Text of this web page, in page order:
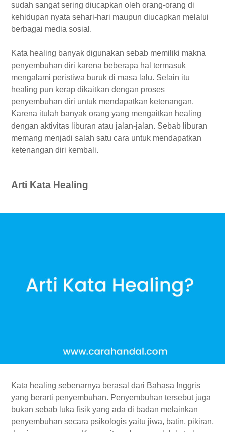
sudah sangat sering diucapkan oleh orang-orang di
kehidupan nyata sehari-hari maupun diucapkan melalui
berbagai media sosial.
Kata healing banyak digunakan sebab memiliki makna
penyembuhan diri karena beberapa hal termasuk
mengalami peristiwa buruk di masa lalu. Selain itu
healing pun kerap dikaitkan dengan proses
penyembuhan diri untuk mendapatkan ketenangan.
Karena itulah banyak orang yang mengaitkan healing
dengan aktivitas liburan atau jalan-jalan. Sebab liburan
memang menjadi salah satu cara untuk mendapatkan
ketenangan diri kembali.
Arti Kata Healing
Kata healing sebenarnya berasal dari Bahasa Inggris
yang berarti penyembuhan. Penyembuhan tersebut juga
bukan sebab luka fisik yang ada di badan melainkan
penyembuhan secara psikologis yaitu jiwa, batin, pikiran,